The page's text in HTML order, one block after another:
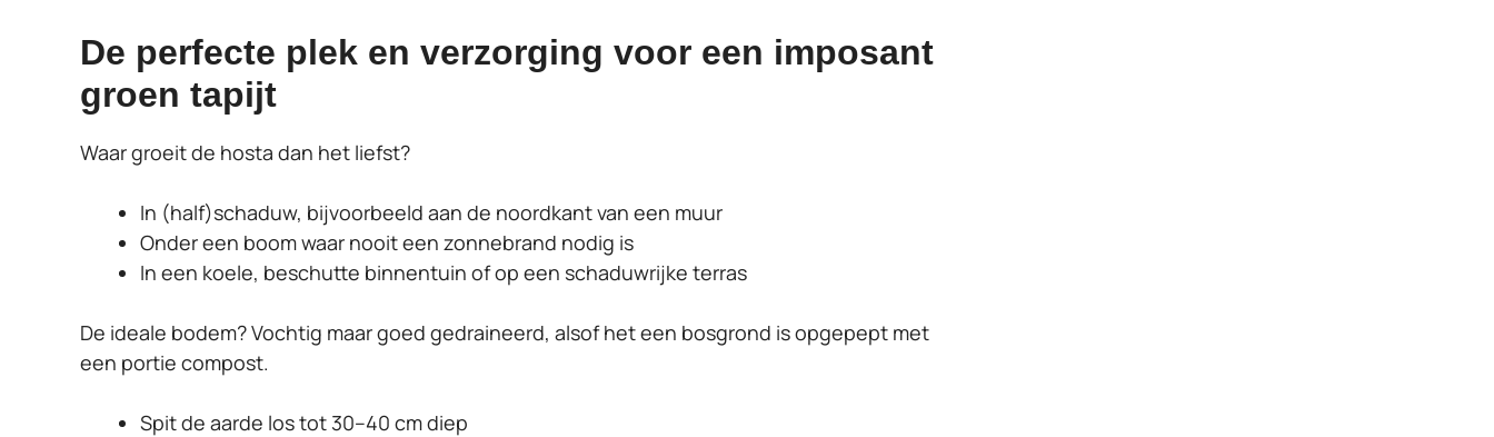
De perfecte plek en verzorging voor een imposant
groen tapijt
Waar groeit de hosta dan het liefst?
In (half)schaduw, bijvoorbeeld aan de noordkant van een muur
Onder een boom waar nooit een zonnebrand nodig is
In een koele, beschutte binnentuin of op een schaduwrijke terras
De ideale bodem? Vochtig maar goed gedraineerd, alsof het een bosgrond is opgepept met
een portie compost.
Spit de aarde los tot 30–40 cm diep